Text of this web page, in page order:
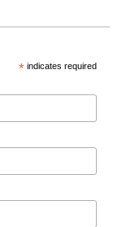
* indicates required